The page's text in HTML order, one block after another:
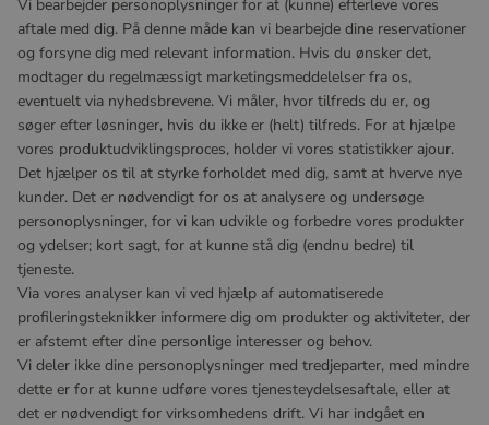
Vi bearbejder personoplysninger for at (kunne) efterleve vores
aftale med dig. På denne måde kan vi bearbejde dine reservationer
og forsyne dig med relevant information. Hvis du ønsker det,
modtager du regelmæssigt marketingsmeddelelser fra os,
eventuelt via nyhedsbrevene. Vi måler, hvor tilfreds du er, og
søger efter løsninger, hvis du ikke er (helt) tilfreds. For at hjælpe
vores produktudviklingsproces, holder vi vores statistikker ajour.
Det hjælper os til at styrke forholdet med dig, samt at hverve nye
kunder. Det er nødvendigt for os at analysere og undersøge
personoplysninger, for vi kan udvikle og forbedre vores produkter
og ydelser; kort sagt, for at kunne stå dig (endnu bedre) til
tjeneste.
Via vores analyser kan vi ved hjælp af automatiserede
profileringsteknikker informere dig om produkter og aktiviteter, der
er afstemt efter dine personlige interesser og behov.
Vi deler ikke dine personoplysninger med tredjeparter, med mindre
dette er for at kunne udføre vores tjenesteydelsesaftale, eller at
det er nødvendigt for virksomhedens drift. Vi har indgået en